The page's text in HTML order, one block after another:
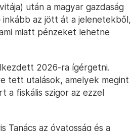
után a magyar gazdaság
inkább az jött át a jelenetekből,
miatt pénzeket lehetne
2026-ra ígérgetni.
tett utalások, amelyek megint
a fiskális szigor az ezzel
Tanács az óvatosság és a